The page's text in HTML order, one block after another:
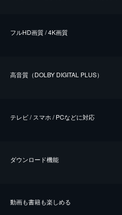
フルHD画質 / 4K画質
⾼⾳質（DOLBY DIGITAL PLUS）
テレビ / スマホ / PCなどに対応
ダウンロード機能
動画も書籍も楽しめる